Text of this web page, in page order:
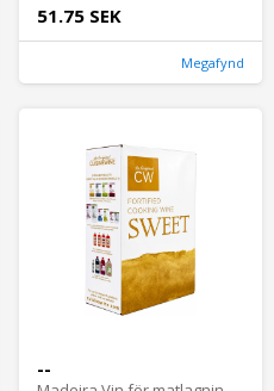
51.75 SEK
Megafynd
--